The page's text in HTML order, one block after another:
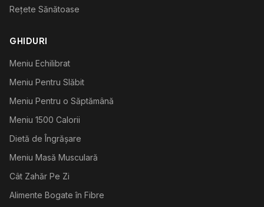
Rețete Sănătoase
GHIDURI
Meniu Echilibrat
Meniu Pentru Slăbit
Meniu Pentru o Săptămână
Meniu 1500 Calorii
Dietă de Îngrășare
Meniu Masă Musculară
Cât Zahăr Pe Zi
Alimente Bogate în Fibre